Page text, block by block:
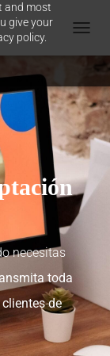
and most
give your
policy.
O
G
E
N
A
V
G
A
necesitas
toda
de